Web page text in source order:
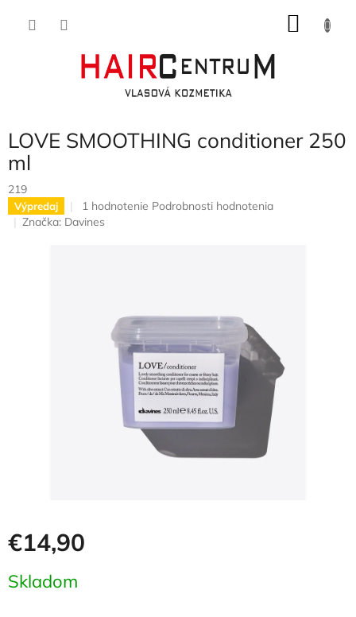
LOVE SMOOTHING conditioner 250
ml
219
Výpredaj
Priemerné
hodnotenie
1 hodnotenie Podrobnosti hodnotenia
Značka: Davines
€14,90
cena:
Skladom